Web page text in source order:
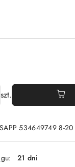
szt.
534649749 8-20
21 dni